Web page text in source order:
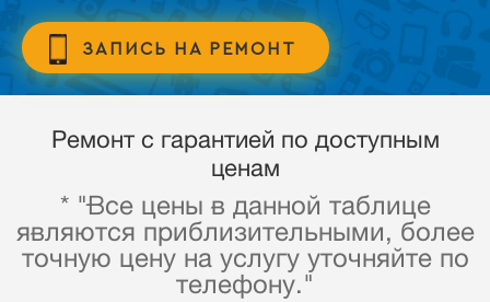
ЗАПИСЬ НА РЕМОНТ
Ремонт с гарантией по доступным
ценам
* "Все цены в данной таблице
являются приблизительными, более
точную цену на услугу уточняйте по
телефону."